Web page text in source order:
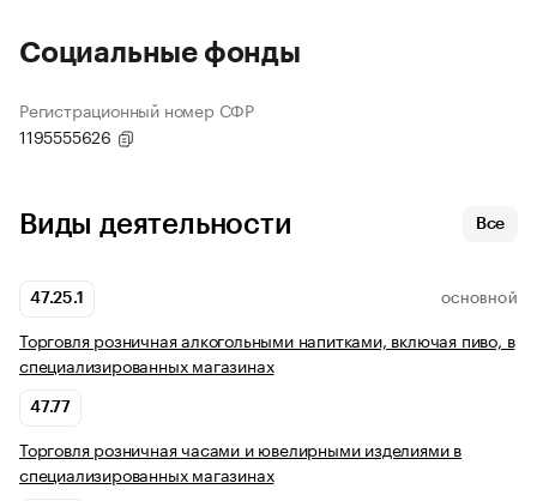
Социальные фонды
Регистрационный номер СФР
1195555626
Виды деятельности Все
47.25.1 ОСНОВНОЙ
Торговля розничная алкогольными напитками, включая пиво, в
специализированных магазинах
47.77
Торговля розничная часами и ювелирными изделиями в
специализированных магазинах